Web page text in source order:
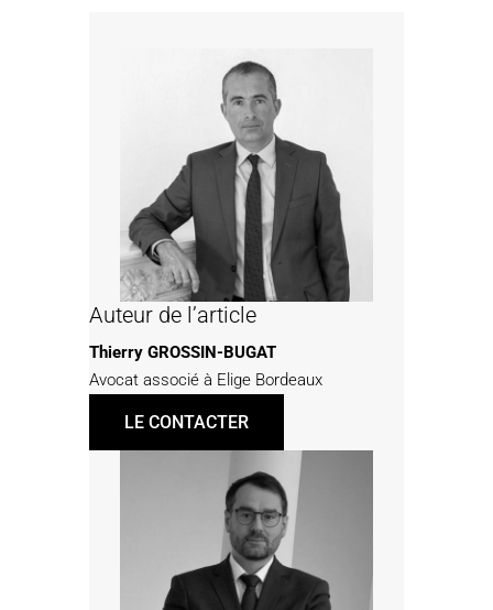
Auteur de l’article
Thierry GROSSIN-BUGAT
Avocat associé à Elige Bordeaux
LE CONTACTER